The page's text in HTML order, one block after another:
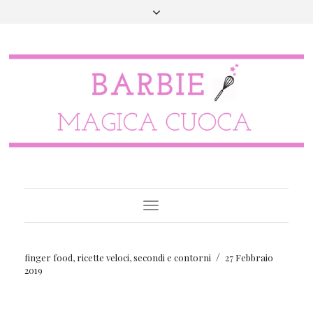
Toggle
Navigation
finger food, ricette veloci,secondi e contorni / 27 Febbraio
2019